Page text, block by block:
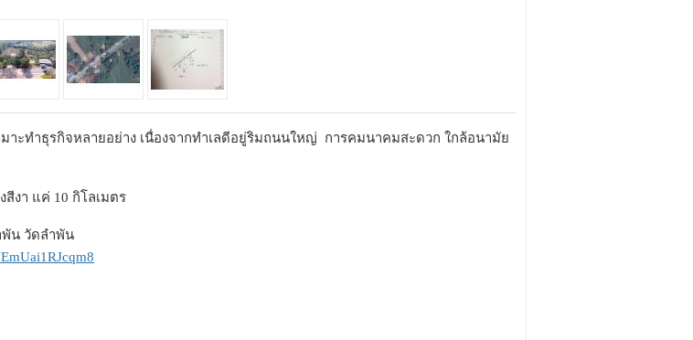
มาะทำธุรกิจหลายอย่าง เนื่องจากทำเลดีอยู่ริมถนนใหญ่ การคมนาคมสะดวก ใกล้อนามัย
งา แค่ 10 กิโลเมตร
น วัดลำพัน